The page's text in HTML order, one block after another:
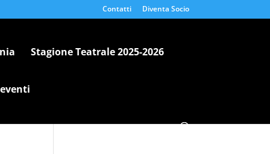
Contatti Diventa Socio
Stagione Teatrale 2025-2026